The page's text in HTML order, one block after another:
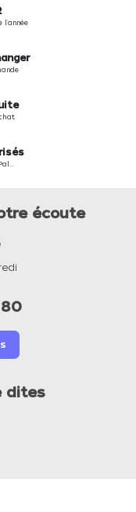
l'année
écoute
dites